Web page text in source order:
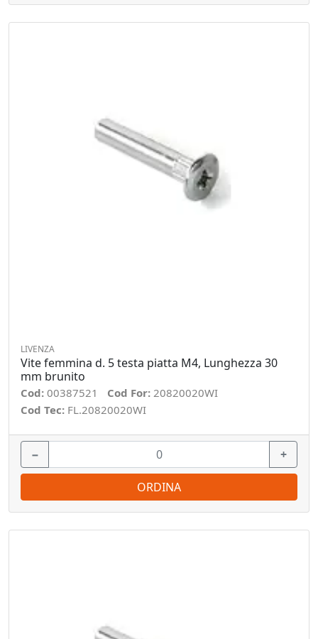
LIVENZA
Vite femmina d. 5 testa piatta M4, Lunghezza 30
mm brunito
Cod: 00387521 Cod For: 20820020WI
Cod Tec: FL.20820020WI
− +
ORDINA